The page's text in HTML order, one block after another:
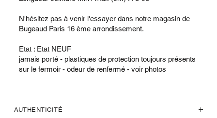
N'hésitez pas à venir l'essayer dans notre magasin de
Bugeaud Paris 16 ème arrondissement.
Etat : Etat NEUF
jamais porté - plastiques de protection toujours présents
sur le fermoir - odeur de renfermé - voir photos
AUTHENTICITÉ